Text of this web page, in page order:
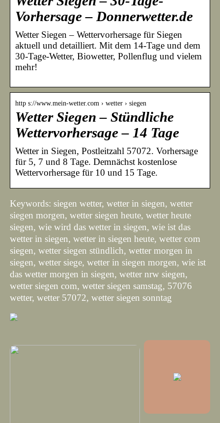
Vorhersage – Donnerwetter.de
Wetter Siegen – Wettervorhersage für Siegen
aktuell und detailliert. Mit dem 14-Tage und dem
30-Tage-Wetter, Biowetter, Pollenflug und vielem
mehr!
http s://www.mein-wetter.com › wetter › siegen
Wetter Siegen – Stündliche
Wettervorhersage – 14 Tage
Wetter in Siegen, Postleitzahl 57072. Vorhersage
für 5, 7 und 8 Tage. Demnächst kostenlose
Wettervorhersage für 10 und 15 Tage.
Keywords: siegen wetter, wetter in siegen, wetter
siegen morgen, wetter siegen heute, wetter heute
siegen, wie wird das wetter in siegen, wie ist das
wetter in siegen, wetter in siegen heute, wetter com
siegen, wetter siegen stündlich, wetter morgen in
siegen, wetter siege, wetter in siegen morgen, wie ist
das wetter morgen in siegen, wetter nrw siegen,
wetter siegen com, wetter siegen samstag, 57076
wetter, wetter 57072, wetter siegen sonntag